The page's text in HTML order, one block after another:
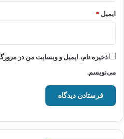
ایمیل *
ذخیره نام، ایمیل و وبسایت من در
می‌نویسم.